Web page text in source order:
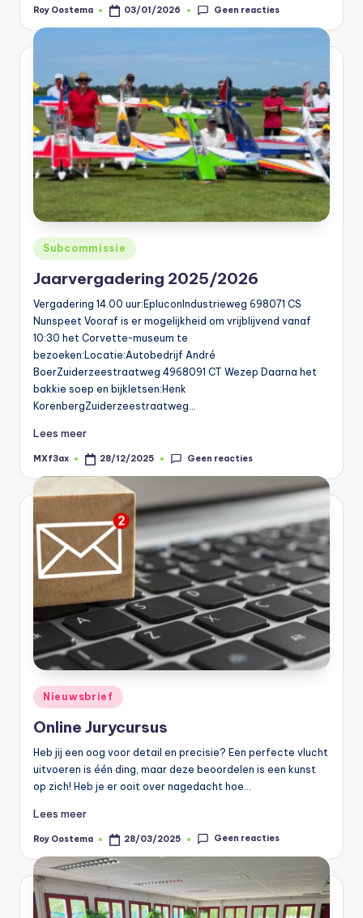
Geplaatst
Roy Oostema 03/01/2026 Geen reacties
Geplaatst
in
Subcommissie
Jaarvergadering 2025/2026
Vergadering 14.00 uur:EpluconIndustrieweg 698071 CS
Nunspeet Vooraf is er mogelijkheid om vrijblijvend vanaf
10:30 het Corvette-museum te
bezoeken:Locatie:Autobedrijf André
BoerZuiderzeestraatweg 4968091 CT Wezep Daarna het
bakkie soep en bijkletsen:Henk
KorenbergZuiderzeestraatweg…
Lees meer
Geplaatst
MXf3ax 28/12/2025 Geen reacties
Geplaatst
in
Nieuwsbrief
Online Jurycursus
Heb jij een oog voor detail en precisie? Een perfecte vlucht
uitvoeren is één ding, maar deze beoordelen is een kunst
op zich! Heb je er ooit over nagedacht hoe…
Lees meer
Geplaatst
Roy Oostema 28/03/2025 Geen reacties